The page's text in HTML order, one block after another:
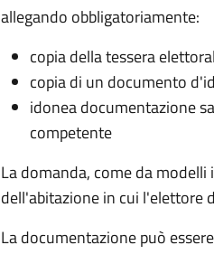
allegando obbligatoriamente:
copia della tessera
copia di un documento
idonea documentazione
competente
La domanda, come da
dell'abitazione in cui l'elettore
La documentazione può